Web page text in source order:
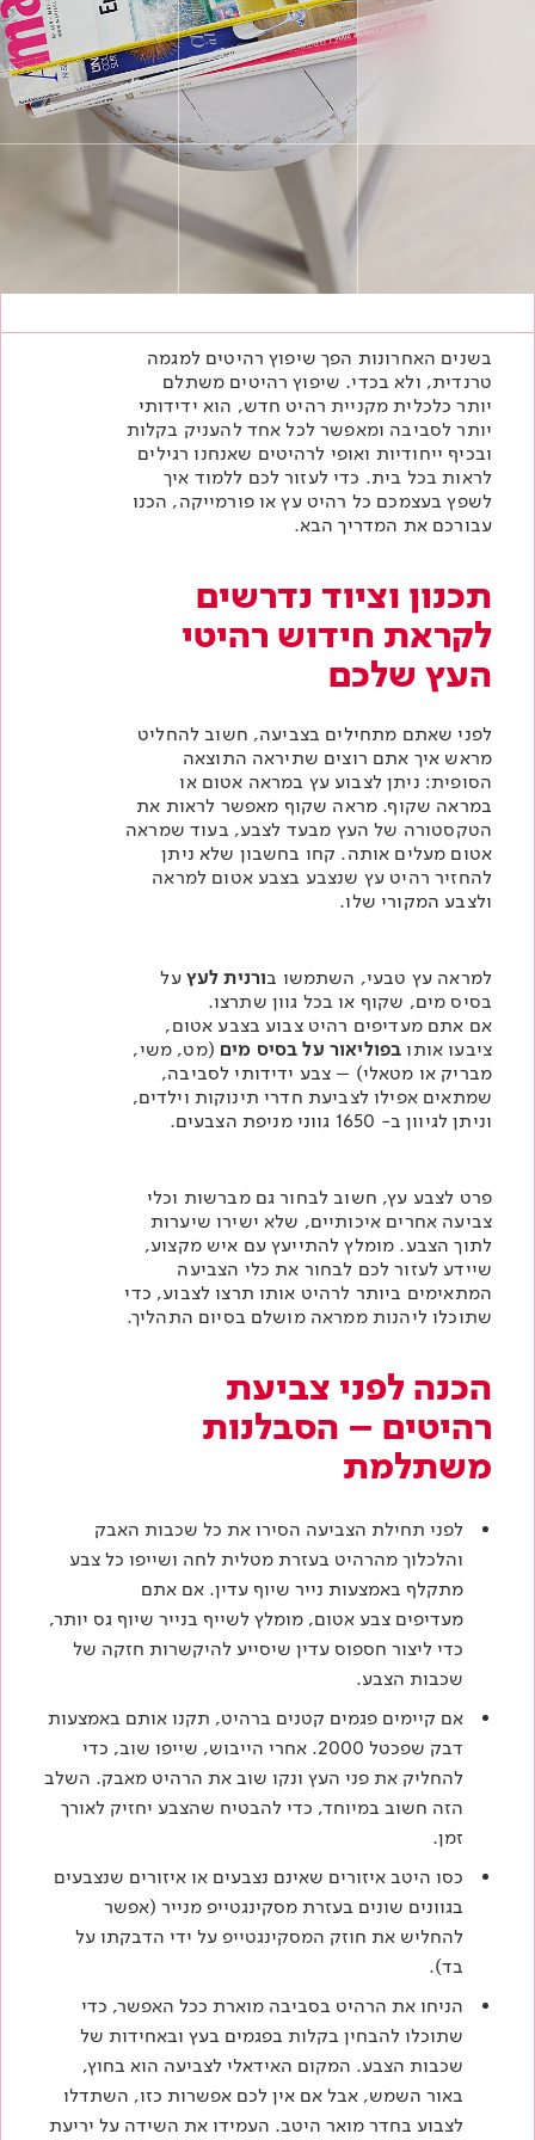
לכל מוצרי צבע וציפויים
Academy
תוכן מקצועי
מדיניות סביבתית
מדיניות מערכת משולבת ו - ISO
פתרונות לתעשייה
בשנים האחרונות הפך שיפוץ רהיטים למגמה
טרנדית, ולא בכדי. שיפוץ רהיטים משתלם
יותר כלכלית מקניית רהיט חדש, הוא ידידותי
יותר לסביבה ומאפשר לכל אחד להעניק בקלות
ובכיף ייחודיות ואופי לרהיטים שאנחנו רגילים
לראות בכל בית. כדי לעזור לכם ללמוד איך
לשפץ בעצמכם כל רהיט עץ או פורמייקה, הכנו
עבורכם את המדריך הבא.
תכנון וציוד נדרשים
לקראת חידוש רהיטי
העץ שלכם
לפני שאתם מתחילים בצביעה, חשוב להחליט
מראש איך אתם רוצים שתיראה התוצאה
הסופית: ניתן לצבוע עץ במראה אטום או
במראה שקוף. מראה שקוף מאפשר לראות את
הטקסטורה של העץ מבעד לצבע, בעוד שמראה
אטום מעלים אותה. קחו בחשבון שלא ניתן
להחזיר רהיט עץ שנצבע בצבע אטום למראה
ולצבע המקורי שלו.
למראה עץ טבעי, השתמשו בורנית לעץ על
בסיס מים, שקוף או בכל גוון שתרצו.
אם אתם מעדיפים רהיט צבוע בצבע אטום,
ציבעו אותו בפוליאור על בסיס מים (מט, משי,
מבריק או מטאלי) – צבע ידידותי לסביבה,
שמתאים אפילו לצביעת חדרי תינוקות וילדים,
וניתן לגיוון ב- 1650 גווני מניפת הצבעים.
פרט לצבע עץ, חשוב לבחור גם מברשות וכלי
צביעה אחרים איכותיים, שלא ישירו שיערות
לתוך הצבע. מומלץ להתייעץ עם איש מקצוע,
שיידע לעזור לכם לבחור את כלי הצביעה
המתאימים ביותר לרהיט אותו תרצו לצבוע, כדי
שתוכלו ליהנות ממראה מושלם בסיום התהליך.
הכנה לפני צביעת
רהיטים – הסבלנות
משתלמת
לפני תחילת הצביעה הסירו את כל שכבות האבק
והלכלוך מהרהיט בעזרת מטלית לחה ושייפו כל צבע
מתקלף באמצעות נייר שיוף עדין. אם אתם
מעדיפים צבע אטום, מומלץ לשייף בנייר שיוף גס יותר,
כדי ליצור חספוס עדין שיסייע להיקשרות חזקה של
שכבות הצבע.
אם קיימים פגמים קטנים ברהיט, תקנו אותם באמצעות
דבק שפכטל 2000. אחרי הייבוש, שייפו שוב, כדי
להחליק את פני העץ ונקו שוב את הרהיט מאבק. השלב
הזה חשוב במיוחד, כדי להבטיח שהצבע יחזיק לאורך
זמן.
כסו היטב איזורים שאינם נצבעים או איזורים שנצבעים
בגוונים שונים בעזרת מסקינגטייפ מנייר (אפשר
להחליש את חוזק המסקינגטייפ על ידי הדבקתו על
בד).
הניחו את הרהיט בסביבה מוארת ככל האפשר, כדי
שתוכלו להבחין בקלות בפגמים בעץ ובאחידות של
שכבות הצבע. המקום האידאלי לצביעה הוא בחוץ,
באור השמש, אבל אם אין לכם אפשרות כזו, השתדלו
לצבוע בחדר מואר היטב. העמידו את השידה על יריעת